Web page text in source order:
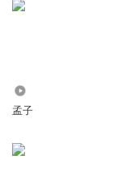
孟子